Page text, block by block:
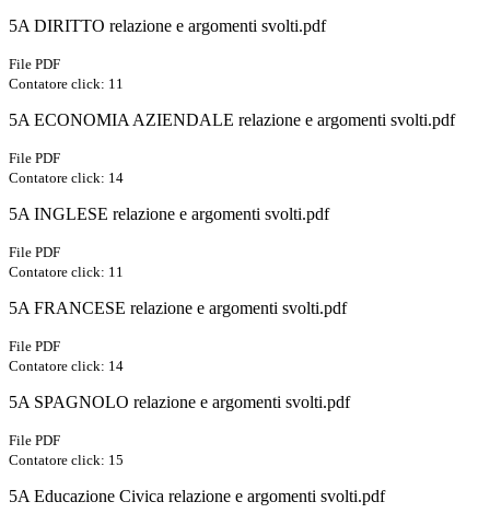
5A DIRITTO relazione e argomenti svolti.pdf
File PDF
Contatore click: 11
5A ECONOMIA AZIENDALE relazione e argomenti svolti.pdf
File PDF
Contatore click: 14
5A INGLESE relazione e argomenti svolti.pdf
File PDF
Contatore click: 11
5A FRANCESE relazione e argomenti svolti.pdf
File PDF
Contatore click: 14
5A SPAGNOLO relazione e argomenti svolti.pdf
File PDF
Contatore click: 15
5A Educazione Civica relazione e argomenti svolti.pdf